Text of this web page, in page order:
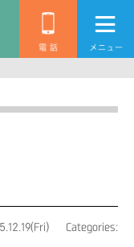
Categories: